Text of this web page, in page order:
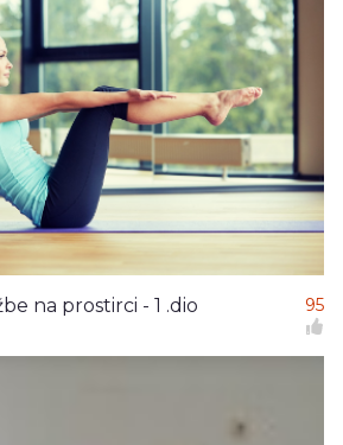
na prostirci - 1 .dio 95